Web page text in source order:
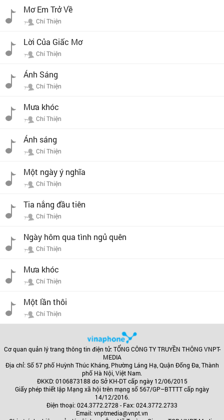
Mơ Em Trở Về
Chí Thiện
Lời Của Giấc Mơ
Chí Thiện
Ánh Sáng
Chí Thiện
Mưa khóc
Chí Thiện
Ánh sáng
Chí Thiện
Một ngày ý nghĩa
Chí Thiện
Tia nắng đầu tiên
Chí Thiện
Ngày hôm qua tình ngủ quên
Chí Thiện
Mưa khóc
Chí Thiện
Một lần thôi
Chí Thiện
Cơ quan quản lý trang thông tin điện tử: TỔNG CÔNG TY TRUYỀN THÔNG VNPT-
MEDIA
Địa chỉ: Số 57 phố Huỳnh Thúc Kháng, Phường Láng Hạ, Quận Đống Đa, Thành
phố Hà Nội, Việt Nam.
ĐKKD: 0106873188 do Sở KH-DT cấp ngày 12/06/2015
Giấy phép thiết lập Mạng xã hội trên mạng số 567/GP–BTTTT cấp ngày
14/12/2016.
Điện thoại: 024.3772.2728 - Fax: 024.3772.2733
Email: vnptmedia@vnpt.vn